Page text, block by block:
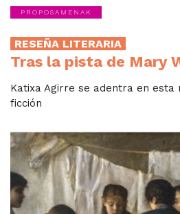
PROPOSAMENAK
RESEÑA LITERARIA
Tras la pista de Mary
Katixa Agirre se adentra en esta
ficción